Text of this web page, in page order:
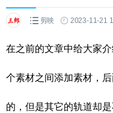
剪映 2023-11-21
在之前的文章中给大家
个素材之间添加素材，
的，但是其它的轨道却是